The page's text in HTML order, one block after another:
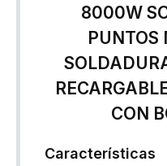
8000W
PUNTOS
CON
Características